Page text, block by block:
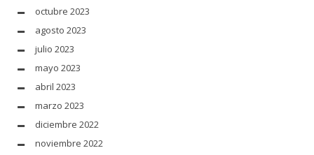
octubre 2023
agosto 2023
julio 2023
mayo 2023
abril 2023
marzo 2023
diciembre 2022
noviembre 2022